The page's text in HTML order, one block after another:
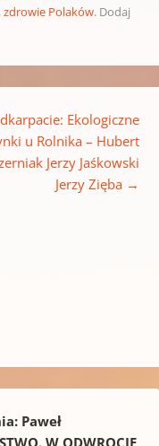
zdrowie Polaków. Dodaj
Ekologiczne
u Rolnika – Hubert
Jerzy Jaśkowski
Jerzy Zięba →
Paweł